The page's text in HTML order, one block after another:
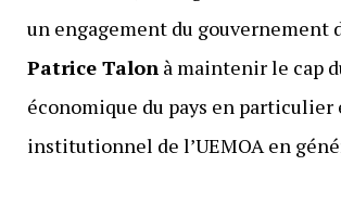
un engagement du gouvernement
Patrice Talonà maintenir le cap
économique du pays en particulier
institutionnel de l’UEMOA en